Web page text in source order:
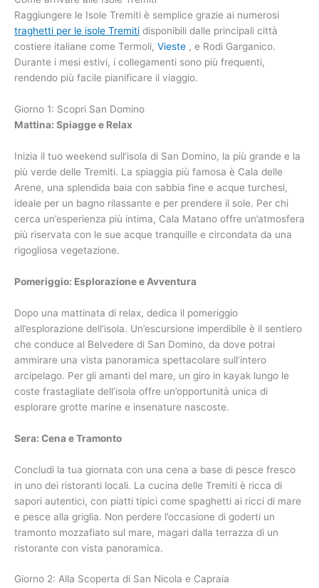
Raggiungere le Isole Tremiti è semplice grazie ai numerosi
traghetti per le isole Tremiti disponibili dalle principali città
costiere italiane come Termoli, Vieste , e Rodi Garganico.
Durante i mesi estivi, i collegamenti sono più frequenti,
rendendo più facile pianificare il viaggio.
Giorno 1: Scopri San Domino
Mattina: Spiagge e Relax
Inizia il tuo weekend sull’isola di San Domino, la più grande e la
più verde delle Tremiti. La spiaggia più famosa è Cala delle
Arene, una splendida baia con sabbia fine e acque turchesi,
ideale per un bagno rilassante e per prendere il sole. Per chi
cerca un’esperienza più intima, Cala Matano offre un’atmosfera
più riservata con le sue acque tranquille e circondata da una
rigogliosa vegetazione.
Pomeriggio: Esplorazione e Avventura
Dopo una mattinata di relax, dedica il pomeriggio
all’esplorazione dell’isola. Un’escursione imperdibile è il sentiero
che conduce al Belvedere di San Domino, da dove potrai
ammirare una vista panoramica spettacolare sull’intero
arcipelago. Per gli amanti del mare, un giro in kayak lungo le
coste frastagliate dell’isola offre un’opportunità unica di
esplorare grotte marine e insenature nascoste.
Sera: Cena e Tramonto
Concludi la tua giornata con una cena a base di pesce fresco
in uno dei ristoranti locali. La cucina delle Tremiti è ricca di
sapori autentici, con piatti tipici come spaghetti ai ricci di mare
e pesce alla griglia. Non perdere l’occasione di goderti un
tramonto mozzafiato sul mare, magari dalla terrazza di un
ristorante con vista panoramica.
Giorno 2: Alla Scoperta di San Nicola e Capraia